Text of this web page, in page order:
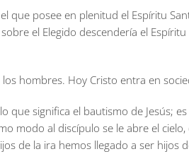
que posee en plenitud el Espíritu
el Elegido descendería el
hombres. Hoy Cristo entra en
significa el bautismo de Jesús;
modo al discípulo se le abre el
de la ira hemos llegado a ser hijos